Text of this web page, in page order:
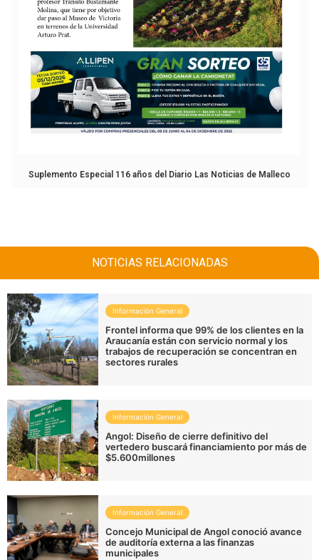
Suplemento Especial 116 años del Diario Las Noticias de Malleco
NOTICIAS RELACIONADAS
Información General
Frontel informa que 99% de los clientes en la
Araucanía están con servicio normal y los
trabajos de recuperación se concentran en
sectores rurales
Información General
Angol: Diseño de cierre definitivo del
vertedero buscará financiamiento por más de
$5.600millones
Información General
Concejo Municipal de Angol conoció avance
de auditoría externa a las finanzas
municipales